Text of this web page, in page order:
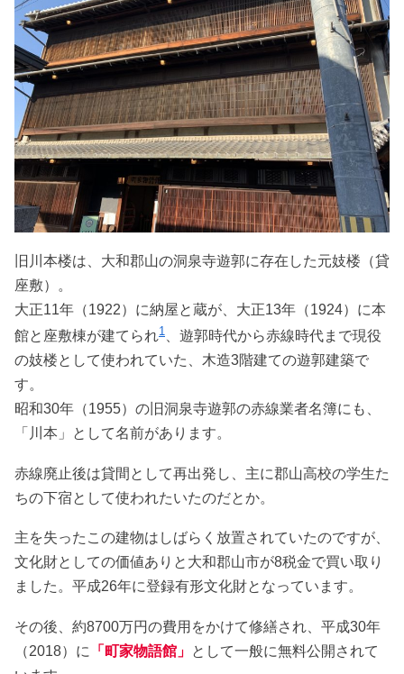
旧川本楼は、大和郡山の洞泉寺遊郭に存在した元妓楼（貸
座敷）。
大正11年（1922）に納屋と蔵が、大正13年（1924）に本
館と座敷棟が建てられ1
、遊郭時代から赤線時代まで現役
の妓楼として使われていた、木造3階建ての遊郭建築で
す。
昭和30年（1955）の旧洞泉寺遊郭の赤線業者名簿にも、
「川本」として名前があります。
赤線廃止後は貸間として再出発し、主に郡山高校の学生た
ちの下宿として使われたいたのだとか。
主を失ったこの建物はしばらく放置されていたのですが、
文化財としての価値ありと大和郡山市が8税金で買い取り
ました。平成26年に登録有形文化財となっています。
その後、約8700万円の費用をかけて修繕され、平成30年
（2018）に
「町家物語館」 として一般に無料公開されて